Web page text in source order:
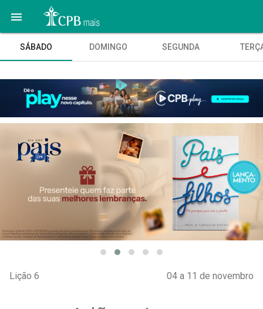

SÁBADO DOMINGO SEGUNDA
Lição 6 04 a 11 de novembro